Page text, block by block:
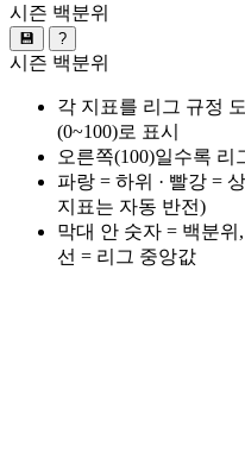
시즌 백분위
💾 ?
시즌 백분위
각 지표를 리그 규정
(0~100)로 표시
오른쪽(100)일수록 리
파랑 = 하위 · 빨강 =
지표는 자동 반전)
막대 안 숫자 = 백분
선 = 리그 중앙값